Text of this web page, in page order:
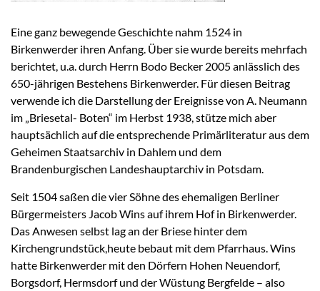
Eine ganz bewegende Geschichte nahm 1524 in
Birkenwerder ihren Anfang. Über sie wurde bereits mehrfach
berichtet, u.a. durch Herrn Bodo Becker 2005 anlässlich des
650-jährigen Bestehens Birkenwerder. Für diesen Beitrag
verwende ich die Darstellung der Ereignisse von A. Neumann
im „Briesetal- Boten“ im Herbst 1938, stütze mich aber
hauptsächlich auf die entsprechende Primärliteratur aus dem
Geheimen Staatsarchiv in Dahlem und dem
Brandenburgischen Landeshauptarchiv in Potsdam.
Seit 1504 saßen die vier Söhne des ehemaligen Berliner
Bürgermeisters Jacob Wins auf ihrem Hof in Birkenwerder.
Das Anwesen selbst lag an der Briese hinter dem
Kirchengrundstück,heute bebaut mit dem Pfarrhaus. Wins
hatte Birkenwerder mit den Dörfern Hohen Neuendorf,
Borgsdorf, Hermsdorf und der Wüstung Bergfelde – also